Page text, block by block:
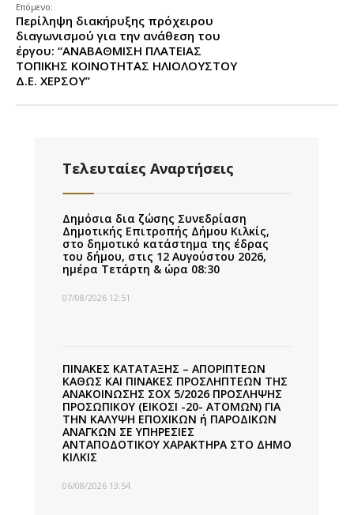
Επόμενο:
Περίληψη διακήρυξης πρόχειρου
διαγωνισμού για την ανάθεση του
έργου: “ΑΝΑΒΑΘΜΙΣΗ ΠΛΑΤΕΙΑΣ
ΤΟΠΙΚΗΣ ΚΟΙΝΟΤΗΤΑΣ ΗΛΙΟΛΟΥΣΤΟΥ
Δ.Ε. ΧΕΡΣΟΥ”
Τελευταίες Αναρτήσεις
Δημόσια δια ζώσης Συνεδρίαση
Δημοτικής Επιτροπής Δήμου Κιλκίς,
στο δημοτικό κατάστημα της έδρας
του δήμου, στις 12 Αυγούστου 2026,
ημέρα Τετάρτη & ώρα 08:30
07/08/2026 12:51
ΠΙΝΑΚΕΣ ΚΑΤΑΤΑΞΗΣ – ΑΠΟΡΙΠΤΕΩΝ
ΚΑΘΩΣ ΚΑΙ ΠΙΝΑΚΕΣ ΠΡΟΣΛΗΠΤΕΩΝ ΤΗΣ
ΑΝΑΚΟΙΝΩΣΗΣ ΣΟΧ 5/2026 ΠΡΟΣΛΗΨΗΣ
ΠΡΟΣΩΠΙΚΟΥ (ΕΙΚΟΣΙ -20- ΑΤΟΜΩΝ) ΓΙΑ
ΤΗΝ ΚΑΛΥΨΗ ΕΠΟΧΙΚΩΝ ή ΠΑΡΟΔΙΚΩΝ
ΑΝΑΓΚΩΝ ΣΕ ΥΠΗΡΕΣΙΕΣ
ΑΝΤΑΠΟΔΟΤΙΚΟΥ ΧΑΡΑΚΤΗΡΑ ΣΤΟ ΔΗΜΟ
ΚΙΛΚΙΣ
06/08/2026 13:54